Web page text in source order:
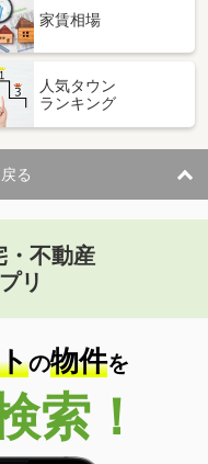
家賃相場
人気タウン
ランキング
る
・不動産
リ
の物件を
索！